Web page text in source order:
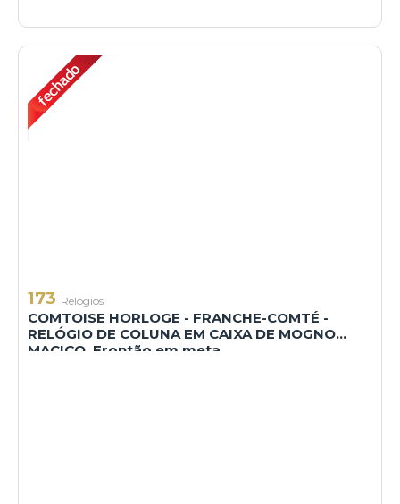
173 Relógios
COMTOISE HORLOGE - FRANCHE-COMTÉ -
RELÓGIO DE COLUNA EM CAIXA DE MOGNO
MACIÇO. Frontão em meta